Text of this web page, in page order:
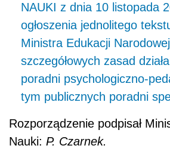
NAUKI z dnia 10 listopada
ogłoszenia jednolitego
Ministra Edukacji
szczegółowych zasad
poradni psychologiczno-
tym publicznych poradni
Rozporządzenie podpisał
Nauki: P. Czarnek.